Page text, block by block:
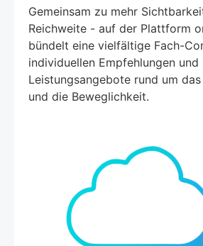
Gemeinsam zu mehr
Reichweite - auf der Plattform
bündelt eine vielfältige Fach-
individuellen Empfehlungen und
Leistungsangebote rund um
und die Beweglichkeit.